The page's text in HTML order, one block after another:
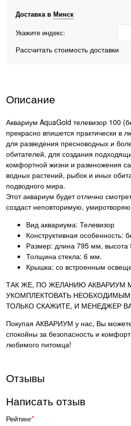
Доставка в Минск
Укажите индекс:
Рассчитать стоимость доставки
Описание
Аквариум AquaGold телевизор 100
прекрасно впишется практически в
для разведения пресноводных и
обитателей, для создания
комфортной жизни и размножения
водных растений, рыбок и иных
подводного мира.
Этот аквариум будет отлично
создаст неповторимую,
Вид аквариума: Телевизор
Конструктивная особенность:
Размер: длина 795 мм,
Толщина стекла: 6 мм.
Крышка: со встроенным
ТАК ЖЕ, ПО ЖЕЛАНИЮ АКВАРИУМ
УКОМПЛЕКТОВАТЬ
ТОЛЬКО СКАЖИТЕ, И МЕНЕДЖЕР
Покупая АКВАРИУМ у нас, Вы
спокойны за безопасность и
любимого питомца!
Отзывы
Написать отзыв
Рейтинг